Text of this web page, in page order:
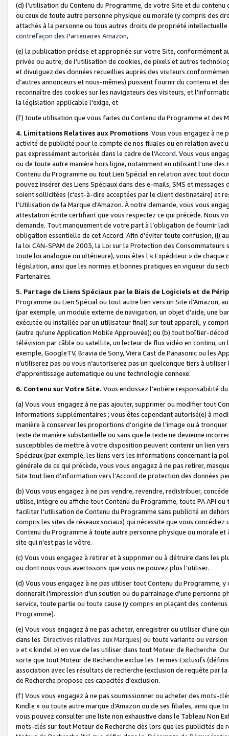
(d) l’utilisation du Contenu du Programme, de votre Site et du
ou ceux de toute autre personne physique ou morale (y compris des
attachés à la personne ou tous autres droits de propriété
contrefaçon des Partenaires Amazon,
(e) la publication précise et appropriée sur votre Site, conformément
privée ou autre, de l’utilisation de cookies, de pixels et autres
et divulguez des données recueillies auprès des visiteurs
d’autres annonceurs et nous-mêmes) puissent fournir du contenu et
reconnaître des cookies sur les navigateurs des visiteurs, et
la législation applicable l'exige, et
(f) toute utilisation que vous faites du Contenu du Programme et des
4. Limitations Relatives aux Promotions Vous vous engagez à ne
activité de publicité pour le compte de nos filiales ou en relation avec
pas expressément autorisée dans le cadre de l’Accord. Vous vous
ou de toute autre manière hors ligne, notamment en utilisant l’une
Contenu du Programme ou tout Lien Spécial en relation avec tout
pouvez insérer des Liens Spéciaux dans des e-mails, SMS et
soient sollicitées (c’est-à-dire acceptées par le client destinataire) et
l’Utilisation de la Marque d’Amazon. À notre demande, vous vous
attestation écrite certifiant que vous respectez ce qui précède. Nous
demande. Tout manquement de votre part à l’obligation de fournir
obligation essentielle de cet Accord. Afin d’éviter toute confusion, (i)
la loi CAN-SPAM de 2003, la Loi sur la Protection des
toute loi analogue ou ultérieure), vous êtes l’« Expéditeur » de
législation, ainsi que les normes et bonnes pratiques en vigueur du
Partenaires.
5. Partage de Liens Spéciaux par le Biais de Logiciels et de
Programme ou Lien Spécial ou tout autre lien vers un Site d'Amazon,
(par exemple, un module externe de navigation, un objet d'aide, une
exécutée ou installée par un utilisateur final) sur tout appareil, y
(autre qu'une Application Mobile Approuvée); ou (b) tout boîtier-
télévision par câble ou satellite, un lecteur de flux vidéo en continu,
exemple, GoogleTV, Bravia de Sony, Viera Cast de Panasonic ou les
n’utiliserez pas ou vous n’autoriserez pas un quelconque tiers à
d'apprentissage automatique ou une technologie connexe.
6. Contenu sur Votre Site. Vous endossez l'entière responsabilité
(a) Vous vous engagez à ne pas ajouter, supprimer ou modifier tout
informations supplémentaires ; vous êtes cependant autorisé(e) à
manière à conserver les proportions d’origine de l’image ou à
texte de manière substantielle ou sans que le texte ne devienne
susceptibles de mettre à votre disposition peuvent contenir un lien
Spéciaux (par exemple, les liens vers les informations concernant la
générale de ce qui précède, vous vous engagez à ne pas retirer,
Site tout lien d'information vers l'Accord de protection des données
(b) Vous vous engagez à ne pas vendre, revendre, redistribuer,
utilise, intègre ou affiche tout Contenu du Programme, toute PA API
faciliter l'utilisation de Contenu du Programme sans publicité en
compris les sites de réseaux sociaux) qui nécessite que vous
Contenu du Programme à toute autre personne physique ou morale
site qui n'est pas le vôtre.
(c) Vous vous engagez à retirer et à supprimer ou à détruire dans les
ou dont nous vous avertissons que vous ne pouvez plus l'utiliser.
(d) Vous vous engagez à ne pas utiliser tout Contenu du Programme,
donnerait l'impression d'un soutien ou du parrainage d'une personne
service, toute partie ou toute cause (y compris en plaçant des
Programme).
(e) Vous vous engagez à ne pas acheter, enregistrer ou utiliser d’une
dans les Directives relatives aux Marques) ou toute variante ou
» et « kindel ») en vue de les utiliser dans tout Moteur de Recherche.
sorte que tout Moteur de Recherche exclue les Termes Exclusifs
association avec les résultats de recherche (exclusion de requête
de Recherche propose ces capacités d'exclusion.
(f) Vous vous engagez à ne pas soumissionner ou acheter des mots-
Kindle » ou toute autre marque d'Amazon ou de ses filiales, ainsi que
vous pouvez consulter une liste non exhaustive dans le Tableau Non
mots-clés sur tout Moteur de Recherche dès lors que les publicités de